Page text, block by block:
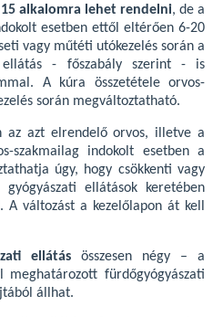
15 alkalomra lehet rendelni, de a
esetben ettől eltérően 6-20
vagy műtéti utókezelés során a
ellátás - főszabály szerint - is
A kúra összetétele orvos-
során megváltoztatható.
az azt elrendelő orvos, illetve a
szakmailag indokolt esetben a
úgy, hogy csökkenti vagy
ellátások keretében
A változást a kezelőlapon át kell
ellátás összesen négy – a
meghatározott fürdőgyógyászati
állhat.